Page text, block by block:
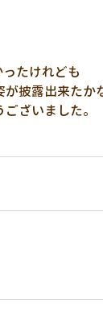
たけれども
が披露出来たか
ざいました。